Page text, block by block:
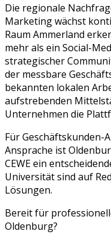
Die regionale
Marketingwächst
Raum Ammerland
mehr als ein Social-
strategischer
der messbare
bekannten lokalen
aufstrebenden
Unternehmen die
Für Geschäftskunden-
Ansprache ist
CEWE ein
Universität sind auf
Lösungen.
Bereit für
Oldenburg?